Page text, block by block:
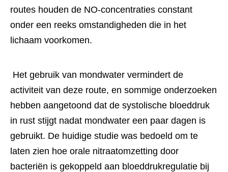
routes houden de NO-concentraties constant
onder een reeks omstandigheden die in het
lichaam voorkomen.
activiteit van deze route, en sommige onderzoeken
hebben aangetoond dat de systolische bloeddruk
in rust stijgt nadat mondwater een paar dagen is
gebruikt. De huidige studie was bedoeld om te
laten zien hoe orale nitraatomzetting door
bacteriën is gekoppeld aan bloeddrukregulatie bij